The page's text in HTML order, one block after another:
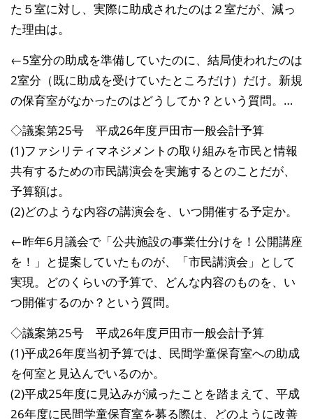
た５室に対し、実際に助成されたのは２室だが、減っ
た理由は。
←5室分の助成を準備していたのに、結局使われたのは
2室分（既に助成を受けていたところだけ）だけ。新規
の保育室がなかったのはどうしてか？という質問。 …
◇議案第25号 平成26年度戸田市一般会計予算
(1)ファシリティマネジメントの取り組みを市民と情報
共有するための市民講演会を実施するとのことだが、
予算額は。
(2)どのような内容の講演会を、いつ開催する予定か。
←昨年6月議会で「公共施設の事業仕分けを！公開講座
を！」と提案していたものが、「市民講演会」として
実現。どのくらいの予算で、どんな内容のものを、い
つ開催するのか？という質問。
◇議案第25号 平成26年度戸田市一般会計予算
(1)平成26年度当初予算では、民間学童保育室への助成
を何室と見込んでいるのか。
(2)平成25年度に見込みが減ったことを踏まえて、平成
26年度に民間学童保育室を募る際は、どのように改善